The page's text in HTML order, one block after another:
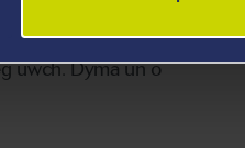
Nghymru sy'n
uwch. Dyma un o